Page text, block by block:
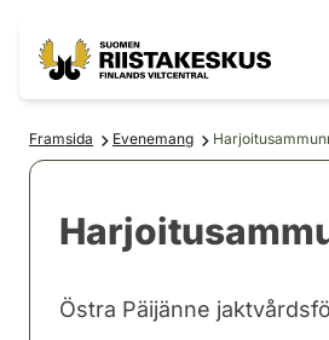
Framsida Evenemang
Östra Päijänne